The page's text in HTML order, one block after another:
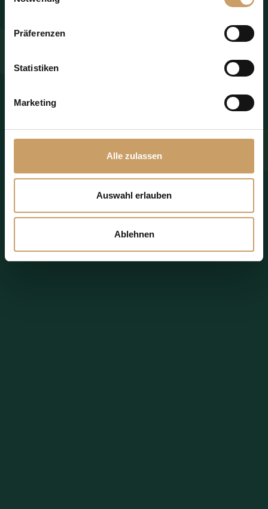
Präferenzen
Statistiken
Marketing
Alle zulassen
Auswahl erlauben
Ablehnen
You consent to the use of your personal data as